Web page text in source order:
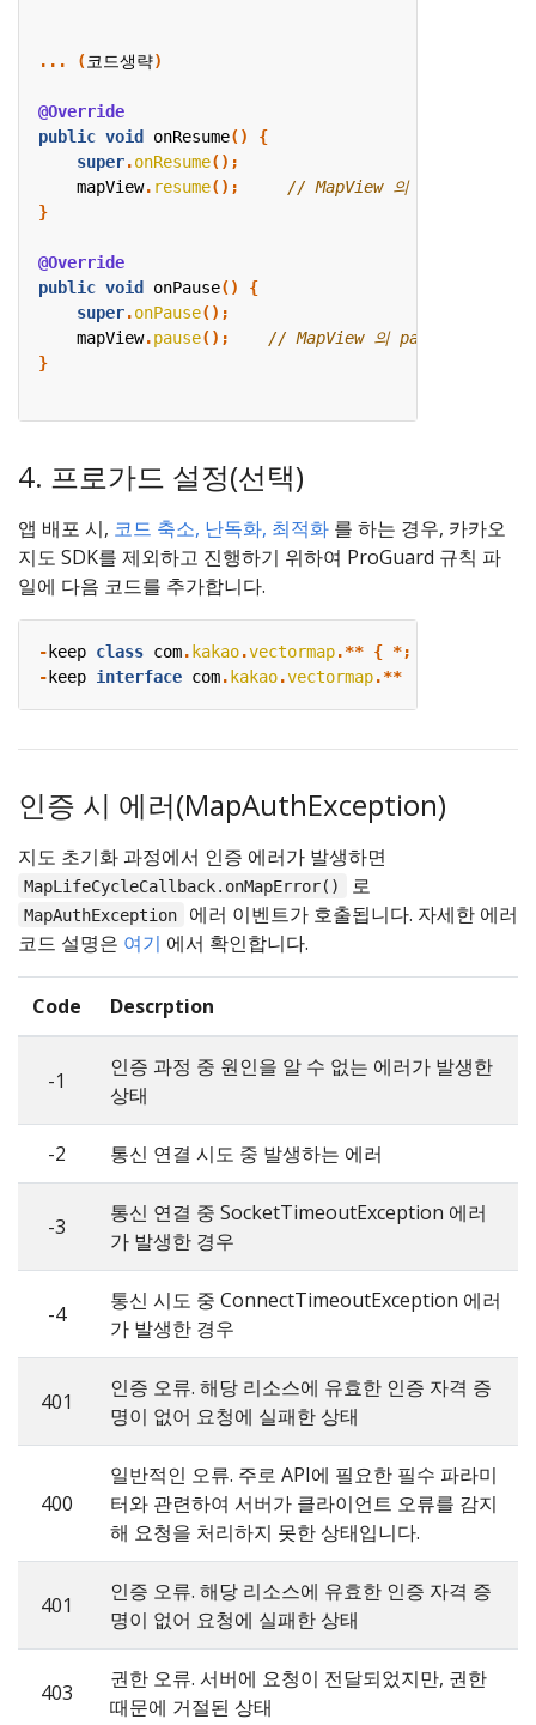
... (코드생략)
@Override
public void onResume()
{
super.onResume();
mapView. resume();
}
@Override
public void onPause()
{
super.onPause();
mapView.pause();
}
4. 프로가드 설정(선택)
앱 배포 시, 코드 축소, 난독화, 최적화 를 하는 경우, 카카오
지도 SDK를 제외하고 진행하기 위하여 ProGuard 규칙 파
일에 다음 코드를 추가합니다.
- keep class com. kakao.vectormap.** { *;
- keep interface com. kakao.vectormap.**
인증 시 에러(MapAuthException)
지도 초기화 과정에서 인증 에러가 발생하면
MapLifeCycleCallback.onMapError() 로
MapAuthException
에러 이벤트가 호출됩니다. 자세한 에러
코드 설명은 여기 에서 확인합니다.
Code Descrption
-1
인증 과정 중 원인을 알 수 없는 에러가 발생한
상태
-2 통신 연결 시도 중 발생하는 에러
-3
통신 연결 중 SocketTimeoutException 에러
가 발생한 경우
-4
통신 시도 중 ConnectTimeoutException 에러
가 발생한 경우
401
인증 오류. 해당 리소스에 유효한 인증 자격 증
명이 없어 요청에 실패한 상태
400
일반적인 오류. 주로 API에 필요한 필수 파라미
터와 관련하여 서버가 클라이언트 오류를 감지
해 요청을 처리하지 못한 상태입니다.
401
인증 오류. 해당 리소스에 유효한 인증 자격 증
명이 없어 요청에 실패한 상태
403
권한 오류. 서버에 요청이 전달되었지만, 권한
때문에 거절된 상태